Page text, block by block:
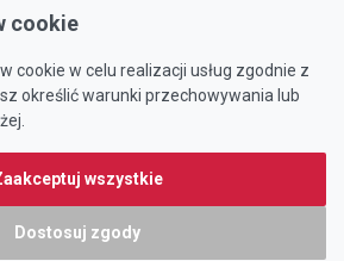
cookie
cookie w celu realizacji usług zgodnie z
określić warunki przechowywania lub
wszystkie
Dostosuj zgody